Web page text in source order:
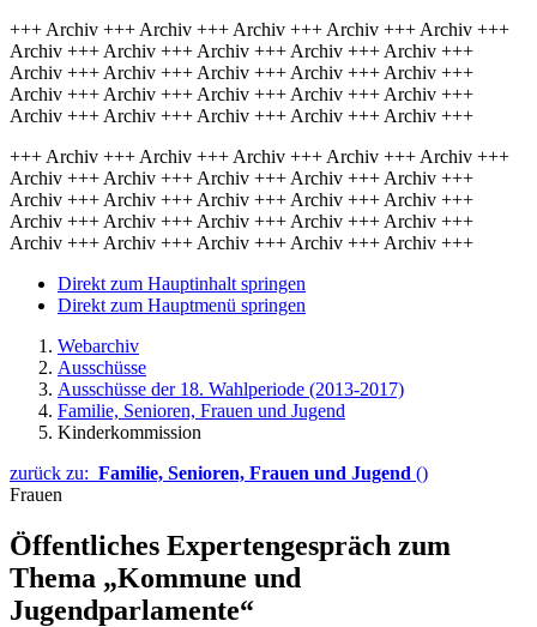
+++ Archiv +++ Archiv +++ Archiv +++ Archiv +++ Archiv +++
Archiv +++ Archiv +++ Archiv +++ Archiv +++ Archiv +++
Archiv +++ Archiv +++ Archiv +++ Archiv +++ Archiv +++
Archiv +++ Archiv +++ Archiv +++ Archiv +++ Archiv +++
Archiv +++ Archiv +++ Archiv +++ Archiv +++ Archiv +++
+++ Archiv +++ Archiv +++ Archiv +++ Archiv +++ Archiv +++
Archiv +++ Archiv +++ Archiv +++ Archiv +++ Archiv +++
Archiv +++ Archiv +++ Archiv +++ Archiv +++ Archiv +++
Archiv +++ Archiv +++ Archiv +++ Archiv +++ Archiv +++
Archiv +++ Archiv +++ Archiv +++ Archiv +++ Archiv +++
Direkt zum Hauptinhalt springen
Direkt zum Hauptmenü springen
Webarchiv
Ausschüsse
Ausschüsse der 18. Wahlperiode (2013-2017)
Familie, Senioren, Frauen und Jugend
Kinderkommission
zurück zu: Familie, Senioren, Frauen und Jugend ()
Frauen
Öffentliches Expertengespräch zum
Thema „Kommune und
Jugendparlamente“